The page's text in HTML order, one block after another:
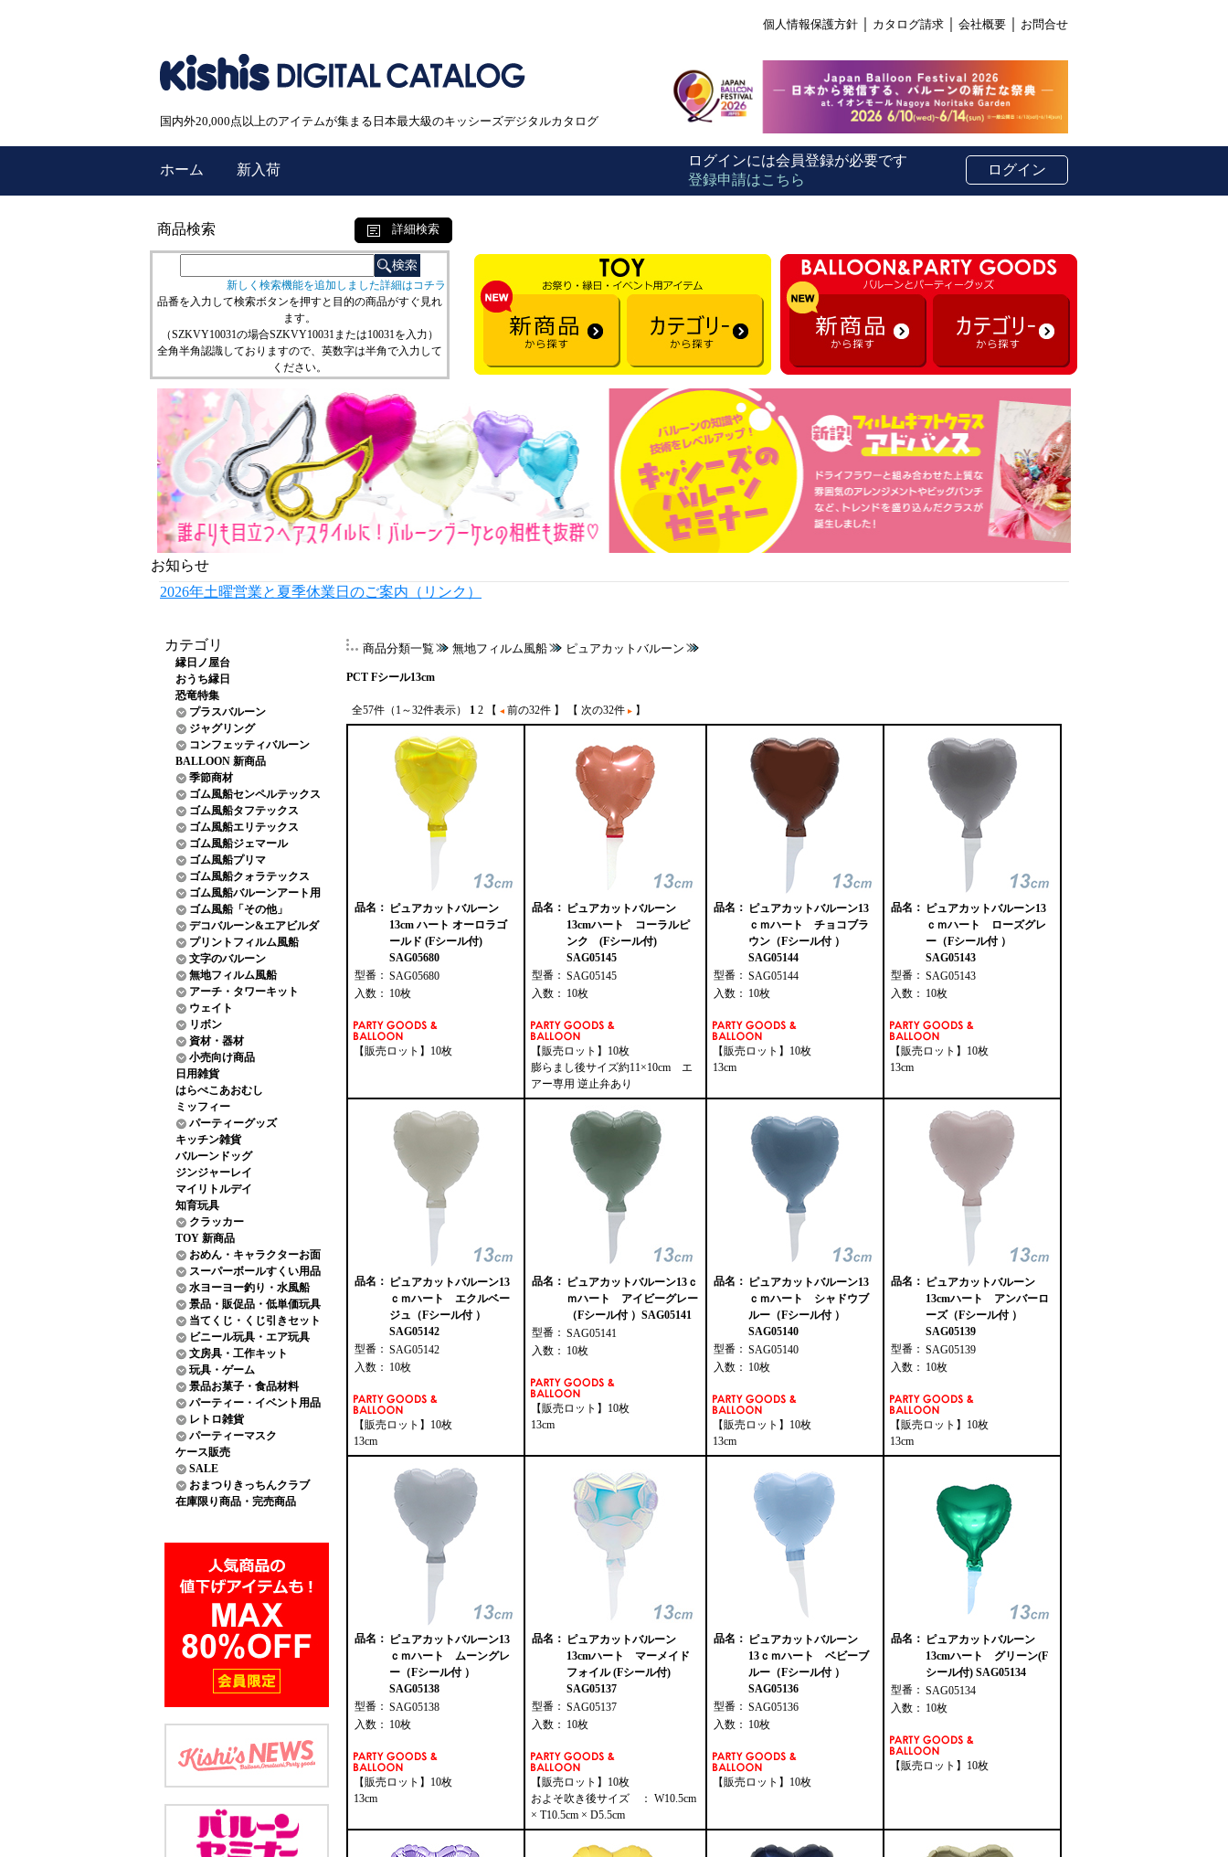
個人情報保護方針 カタログ請求 会社概要 お問合せ
国内外20,000点以上のアイテムが集まる日本最大級のキッシーズデジタルカタログ
ホーム 新入荷
ログインには会員登録が必要です
登録申請はこちら
ログイン
商品検索 詳細検索
新しく検索機能を追加しました詳細はコチラ
品番を入力して検索ボタンを押すと目的の商品がすぐ見れ
ます。
（SZKVY10031の場合SZKVY10031または10031を入力）
全角半角認識しておりますので、英数字は半角で入力して
ください。
お知らせ
2026年土曜営業と夏季休業日のご案内（リンク）
カテゴリ
縁日ノ屋台
おうち縁日
恐竜特集
プラスバルーン
ジャグリング
コンフェッティバルーン
BALLOON 新商品
季節商材
ゴム風船センペルテックス
ゴム風船タフテックス
ゴム風船エリテックス
ゴム風船ジェマール
ゴム風船プリマ
ゴム風船クォラテックス
ゴム風船バルーンアート用
ゴム風船「その他」
デコバルーン&エアビルダ
プリントフィルム風船
文字のバルーン
無地フィルム風船
アーチ・タワーキット
ウェイト
リボン
資材・器材
小売向け商品
日用雑貨
はらぺこあおむし
ミッフィー
パーティーグッズ
キッチン雑貨
バルーンドッグ
ジンジャーレイ
マイリトルデイ
知育玩具
クラッカー
TOY 新商品
おめん・キャラクターお面
スーパーボールすくい用品
水ヨーヨー釣り・水風船
景品・販促品・低単価玩具
当てくじ・くじ引きセット
ビニール玩具・エア玩具
文房具・工作キット
玩具・ゲーム
景品お菓子・食品材料
パーティー・イベント用品
レトロ雑貨
パーティーマスク
ケース販売
SALE
おまつりきっちんクラブ
在庫限り商品・完売商品
商品分類一覧 無地フィルム風船 ピュアカットバルーン
PCT Fシール13cm
全57件（1～32件表示） 1 2 【 前の32件 】 【 次の32件 】
品名： ピュアカットバルーン
13cm ハート オーロラゴ
ールド (Fシール付)
SAG05680
型番： SAG05680
入数： 10枚
【販売ロット】10枚
品名： ピュアカットバルーン
13cmハート コーラルピ
ンク (Fシール付)
SAG05145
型番： SAG05145
入数： 10枚
【販売ロット】10枚
膨らまし後サイズ約11×10cm エ
アー専用 逆止弁あり
品名： ピュアカットバルーン13
ｃｍハート チョコブラ
ウン（Fシール付 ）
SAG05144
型番： SAG05144
入数： 10枚
【販売ロット】10枚
13cm
品名： ピュアカットバルーン13
ｃｍハート ローズグレ
ー（Fシール付 ）
SAG05143
型番： SAG05143
入数： 10枚
【販売ロット】10枚
13cm
品名： ピュアカットバルーン13
ｃｍハート エクルベー
ジュ（Fシール付 ）
SAG05142
型番： SAG05142
入数： 10枚
【販売ロット】10枚
13cm
品名： ピュアカットバルーン13ｃ
ｍハート アイビーグレー
（Fシール付 ）SAG05141
型番： SAG05141
入数： 10枚
【販売ロット】10枚
13cm
品名： ピュアカットバルーン13
ｃｍハート シャドウブ
ルー（Fシール付 ）
SAG05140
型番： SAG05140
入数： 10枚
【販売ロット】10枚
13cm
品名： ピュアカットバルーン
13cmハート アンバーロ
ーズ（Fシール付 ）
SAG05139
型番： SAG05139
入数： 10枚
【販売ロット】10枚
13cm
品名： ピュアカットバルーン13
ｃｍハート ムーングレ
ー（Fシール付 ）
SAG05138
型番： SAG05138
入数： 10枚
【販売ロット】10枚
13cm
品名： ピュアカットバルーン
13cmハート マーメイド
フォイル (Fシール付)
SAG05137
型番： SAG05137
入数： 10枚
【販売ロット】10枚
およそ吹き後サイズ ： W10.5cm
× T10.5cm × D5.5cm
品名： ピュアカットバルーン
13ｃｍハート ベビーブ
ルー（Fシール付 ）
SAG05136
型番： SAG05136
入数： 10枚
【販売ロット】10枚
品名： ピュアカットバルーン
13cmハート グリーン(F
シール付) SAG05134
型番： SAG05134
入数： 10枚
【販売ロット】10枚